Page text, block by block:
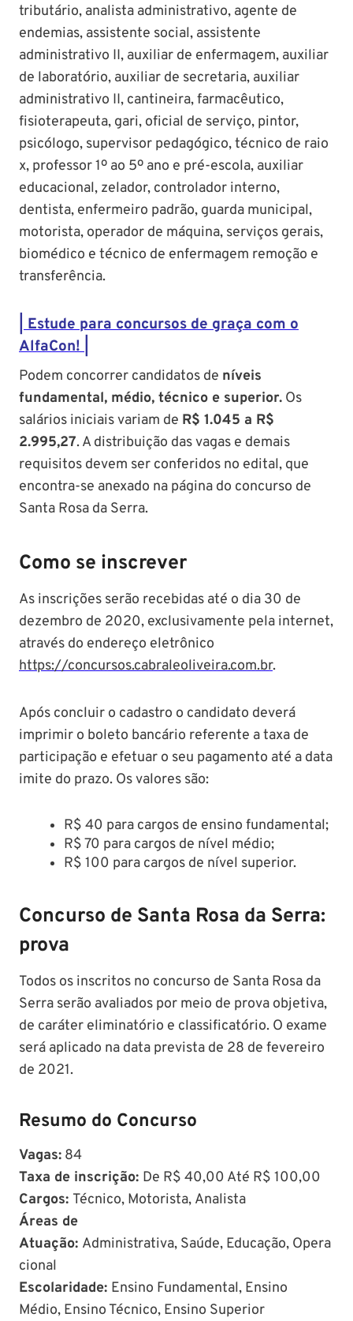
tributário, analista administrativo, agente de
endemias, assistente social, assistente
administrativo II, auxiliar de enfermagem, auxiliar
de laboratório, auxiliar de secretaria, auxiliar
administrativo II, cantineira, farmacêutico,
fisioterapeuta, gari, oficial de serviço, pintor,
psicólogo, supervisor pedagógico, técnico de raio
x, professor 1º ao 5º ano e pré-escola, auxiliar
educacional, zelador, controlador interno,
dentista, enfermeiro padrão, guarda municipal,
motorista, operador de máquina, serviços gerais,
biomédico e técnico de enfermagem remoção e
transferência.
| Estude para concursos de graça com o
AlfaCon! |
Podem concorrer candidatos de níveis
fundamental, médio, técnico e superior. Os
salários iniciais variam de R$ 1.045 a R$
2.995,27. A distribuição das vagas e demais
requisitos devem ser conferidos no edital, que
encontra-se anexado na página do concurso de
Santa Rosa da Serra.
Como se inscrever
As inscrições serão recebidas até o dia 30 de
dezembro de 2020, exclusivamente pela internet,
através do endereço eletrônico
https://concursos.cabraleoliveira.com.br.
Após concluir o cadastro o candidato deverá
imprimir o boleto bancário referente a taxa de
participação e efetuar o seu pagamento até a data
imite do prazo. Os valores são:
R$ 40 para cargos de ensino fundamental;
R$ 70 para cargos de nível médio;
R$ 100 para cargos de nível superior.
Concurso de Santa Rosa da Serra:
prova
Todos os inscritos no concurso de Santa Rosa da
Serra serão avaliados por meio de prova objetiva,
de caráter eliminatório e classificatório. O exame
será aplicado na data prevista de 28 de fevereiro
de 2021.
Resumo do Concurso
Vagas: 84
Taxa de inscrição: De R$ 40,00 Até R$ 100,00
Cargos: Técnico, Motorista, Analista
Áreas de
Atuação: Administrativa, Saúde, Educação, Opera
cional
Escolaridade: Ensino Fundamental, Ensino
Médio, Ensino Técnico, Ensino Superior